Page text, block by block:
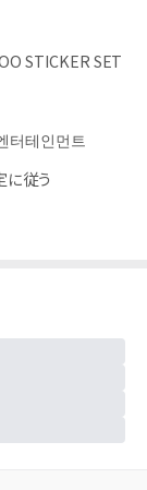
STICKER SET
터테인먼트
従う